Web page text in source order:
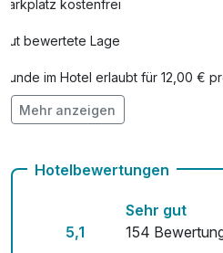
Parkplatz kostenfrei
Gut bewertete Lage
Hunde im Hotel erlaubt für 12,00 €
Auch vegetarische Speisen
Mit Hotelbar
Mehr anzeigen
Hotelbewertungen
5,1
Sehr gut
154